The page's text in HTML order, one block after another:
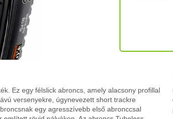
Ez egy félslick abroncs, amely alacsony profillal
versenyekre, úgynevezett short trackre
egy agresszívebb első abronccsal